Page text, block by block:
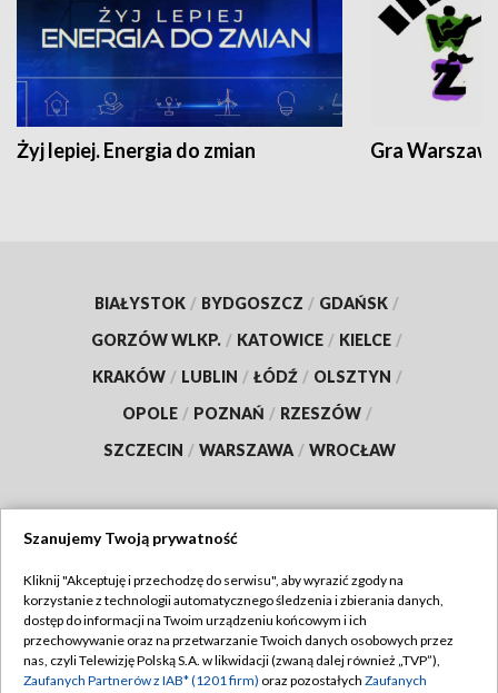
Żyj lepiej. Energia do zmian Gra
BIAŁYSTOK / BYDGOSZCZ / GDAŃSK /
GORZÓW WLKP. / KATOWICE / KIELCE /
KRAKÓW / LUBLIN / ŁÓDŹ / OLSZTYN /
OPOLE / POZNAŃ / RZESZÓW /
SZCZECIN / WARSZAWA / WROCŁAW
TVP
Abonament TVP
Emisja w TVP
Regulamin TVP
Polityka prywatności
Szanujemy Twoją prywatność
Kliknij "Akceptuję i przechodzę do serwisu", aby wyrazić zgody na
korzystanie z technologii automatycznego śledzenia i zbierania danych,
dostęp do informacji na Twoim urządzeniu końcowym i ich
przechowywanie oraz na przetwarzanie Twoich danych osobowych przez
nas, czyli Telewizję Polską S.A. w likwidacji (zwaną dalej również „TVP”),
Zaufanych Partnerów z IAB* (1201 firm) oraz pozostałych Zaufanych